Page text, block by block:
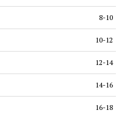
8-10
10-12
12-14
14-16
16-18